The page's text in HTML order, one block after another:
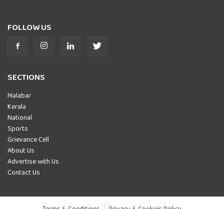
FOLLOW US
SECTIONS
Malabar
Kerala
National
Sports
Grievance Cell
About Us
Advertise with Us
Contact Us